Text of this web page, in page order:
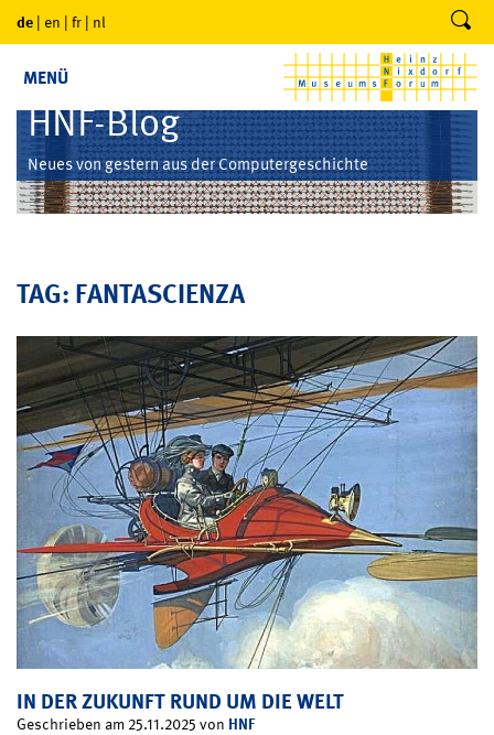
de | en | fr | nl
MENÜ
HNF-Blog
Neues von gestern aus der Computergeschichte
TAG: FANTASCIENZA
IN DER ZUKUNFT RUND UM DIE WELT
Geschrieben am 25.11.2025 von HNF